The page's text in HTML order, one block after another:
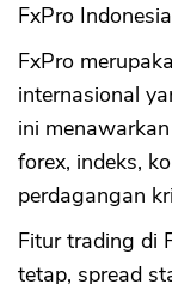
FxPro
FxPro
internasional
ini
forex, indeks,
perdagangan
Fitur trading di
tetap, spread